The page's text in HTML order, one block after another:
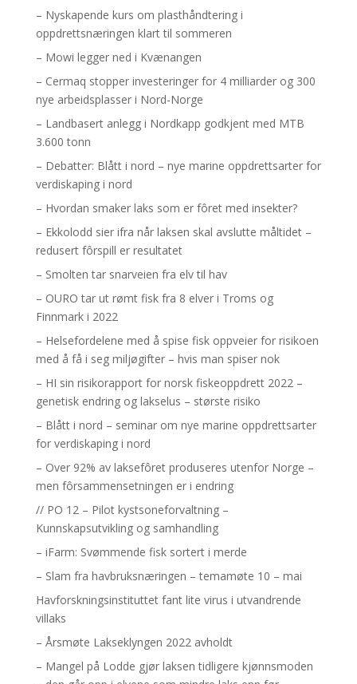
– Nyskapende kurs om plasthåndtering i
oppdrettsnæringen klart til sommeren
– Mowi legger ned i Kvænangen
– Cermaq stopper investeringer for 4 milliarder og 300
nye arbeidsplasser i Nord-Norge
– Landbasert anlegg i Nordkapp godkjent med MTB
3.600 tonn
– Debatter: Blått i nord – nye marine oppdrettsarter for
verdiskaping i nord
– Hvordan smaker laks som er fôret med insekter?
– Ekkolodd sier ifra når laksen skal avslutte måltidet –
redusert fôrspill er resultatet
– Smolten tar snarveien fra elv til hav
– OURO tar ut rømt fisk fra 8 elver i Troms og
Finnmark i 2022
– Helsefordelene med å spise fisk oppveier for risikoen
med å få i seg miljøgifter – hvis man spiser nok
– HI sin risikorapport for norsk fiskeoppdrett 2022 –
genetisk endring og lakselus – største risiko
– Blått i nord – seminar om nye marine oppdrettsarter
for verdiskaping i nord
– Over 92% av laksefôret produseres utenfor Norge –
men fôrsammensetningen er i endring
// PO 12 – Pilot kystsoneforvaltning –
Kunnskapsutvikling og samhandling
– iFarm: Svømmende fisk sortert i merde
– Slam fra havbruksnæringen – temamøte 10 – mai
Havforskningsinstituttet fant lite virus i utvandrende
villaks
– Årsmøte Lakseklyngen 2022 avholdt
– Mangel på Lodde gjør laksen tidligere kjønnsmoden